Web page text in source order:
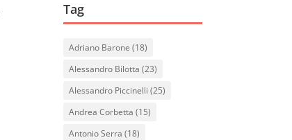
Tag
Adriano Barone (18)
Alessandro Bilotta (23)
Alessandro Piccinelli (25)
Andrea Corbetta (15)
Antonio Serra (18)